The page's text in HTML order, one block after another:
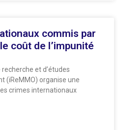
commis par
coût de l’impunité
recherche et d’études
(iReMMO) organise une
crimes internationaux